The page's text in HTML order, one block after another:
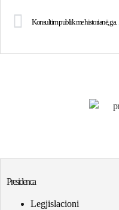
Konsultim publik me historianë, gazetarë, artistë, profesionistë ligjorë nga komuniteti serb dhe komunitetet e tjera
Presidenca
Legjislacioni